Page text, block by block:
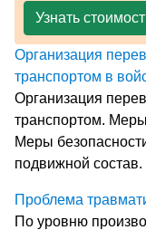
Узнать
Организация
транспортом в
Организация
транспортом.
Меры
подвижной состав.
Проблема
По уровню